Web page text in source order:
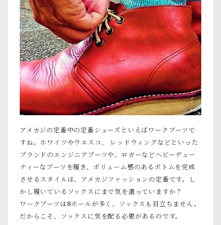
アメカジの定番中の定番シューズといえばワークブーツで
すね。ホワイツやウエスコ、 レッドウィングなどといった
ブランドのエンジニアブーツや、ロガーなどヘビーデュー
ティーなブーツを履き、ボリューム感のあるボトムを完成
させるスタイルは、アメカジファッションの定番です。し
かし履いているソックスにまで気を遣っていますか？
ワークブーツは8ホールが多く、ソックスも目立ちません。
だからこそ、ソックスに気を配る必要があるのです。